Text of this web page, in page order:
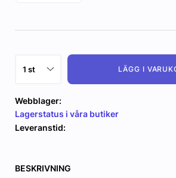
LÄGG I
Webblager:
Lagerstatus i våra butiker
Leveranstid:
BESKRIVNING